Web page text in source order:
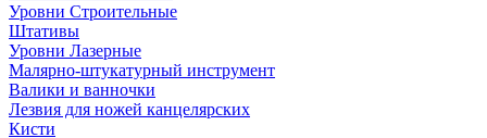
Уровни Строительные
Штативы
Уровни Лазерные
Малярно-штукатурный инструмент
Валики и ванночки
Лезвия для ножей канцелярских
Кисти